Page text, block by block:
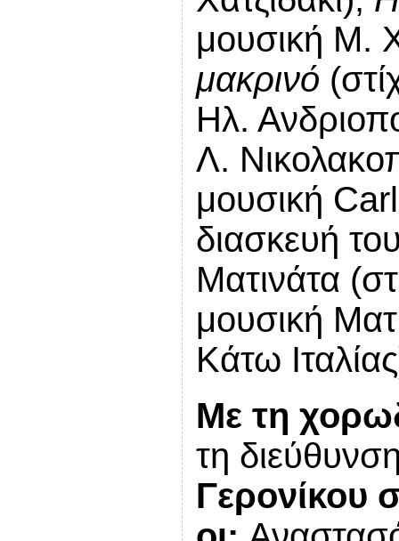
μουσική Μ.
μακρινό
Ηλ.
Λ.
μουσική
διασκευή
Ματινάτα
μουσική
Κάτω
Με τη
τη
Γερονίκου